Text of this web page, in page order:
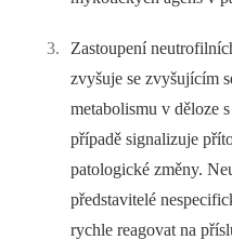
Zastoupení
zvyšuje se zvyšujícím
metabolismu v děloze
případě signalizuje
patologické změny.
představitelé
rychle reagovat na